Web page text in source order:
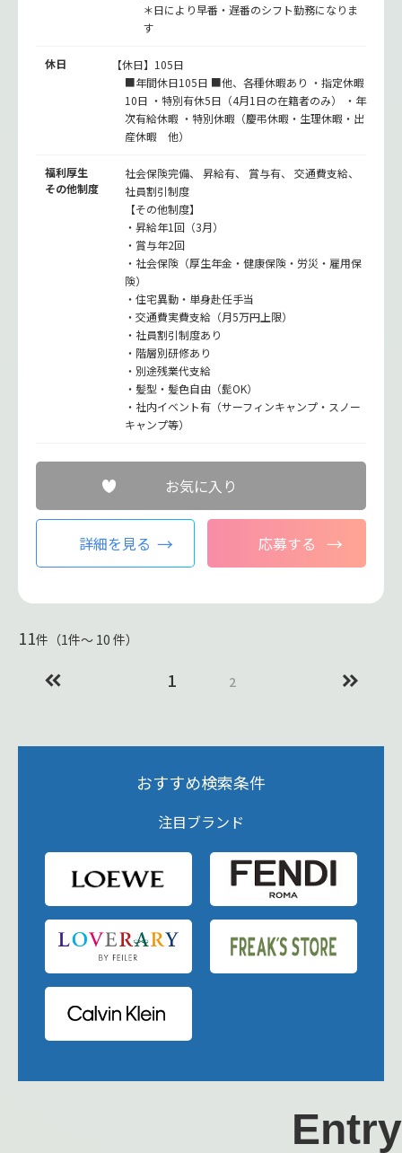
＊日により早番・遅番のシフト勤務になりま
す
休日
【休日】105日
■年間休日105日 ■他、各種休暇あり ・指定休暇
10日 ・特別有休5日（4月1日の在籍者のみ） ・年
次有給休暇 ・特別休暇（慶弔休暇・生理休暇・出
産休暇 他）
福利厚生
その他制度
社会保険完備、 昇給有、 賞与有、 交通費支給、
社員割引制度
【その他制度】
・昇給年1回（3月）
・賞与年2回
・社会保険（厚生年金・健康保険・労災・雇用保
険）
・住宅異動・単身赴任手当
・交通費実費支給（月5万円上限）
・社員割引制度あり
・階層別研修あり
・別途残業代支給
・髪型・髪色自由（髭OK）
・社内イベント有（サーフィンキャンプ・スノー
キャンプ等）
お気に入り
詳細を見る 応募する
11件（1件〜 10 件）
1 2
おすすめ検索条件
注目ブランド
Entry